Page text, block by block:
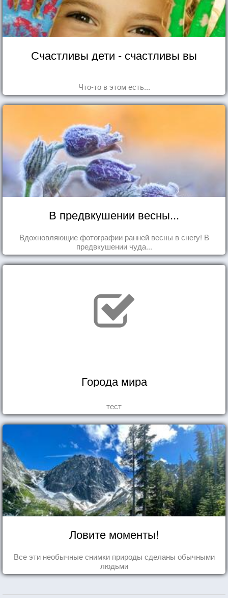
Счастливы дети - счастливы вы
Что-то в этом есть...
В предвкушении весны...
Вдохновляющие фотографии ранней весны в снегу! В
предвкушении чуда...
Города мира
тест
Ловите моменты!
Все эти необычные снимки природы сделаны обычными
людьми